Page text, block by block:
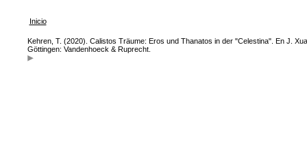
Inicio
Kehren, T. (2020). Calistos Träume: Eros und Thanatos in der "Celestina". En J.
Göttingen: Vandenhoeck & Ruprecht.